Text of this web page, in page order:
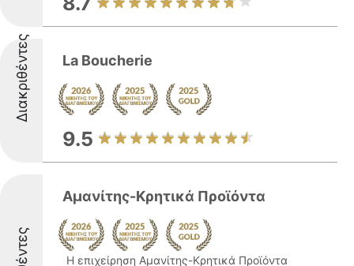
Διακριθέντες La Boucherie
9.5
Αμανίτης-Κρητικά Προϊόντα
Η επιχείρηση Αμανίτης-Κρητικά Προϊόντα